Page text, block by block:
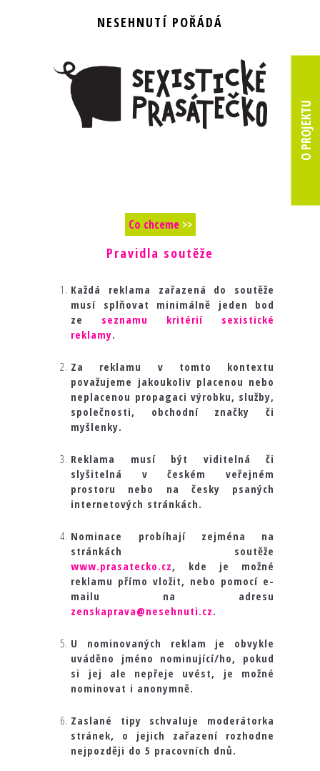
NESEHNUTÍ POŘÁDÁ
Co chceme>>
O PROJEKTU
Pravidla soutěže
Každá reklama zařazená do soutěže
musí splňovat minimálně jeden bod
ze seznamu kritérií sexistické
reklamy.
Za reklamu v tomto kontextu
považujeme jakoukoliv placenou nebo
neplacenou propagaci výrobku, služby,
společnosti, obchodní značky či
myšlenky.
Reklama musí být viditelná či
slyšitelná v českém veřejném
prostoru nebo na česky psaných
internetových stránkách.
Nominace probíhají zejména na
stránkách soutěže
www.prasatecko.cz, kde je možné
reklamu přímo vložit, nebo pomocí e-
mailu na adresu
zenskaprava@nesehnuti.cz.
U nominovaných reklam je obvykle
uváděno jméno nominující/ho, pokud
si jej ale nepřeje uvést, je možné
nominovat i anonymně.
Zaslané tipy schvaluje moderátorka
stránek, o jejich zařazení rozhodne
nejpozději do 5 pracovních dnů.